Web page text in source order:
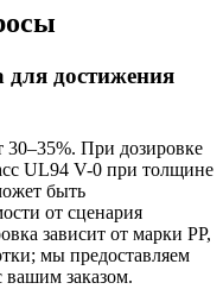
для достижения
30–35%. При дозировке
UL94 V-0 при толщине
быть
от сценария
зависит от марки PP,
мы предоставляем
вашим заказом.